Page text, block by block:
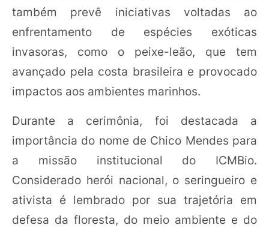
também prevê iniciativas voltadas ao
enfrentamento de espécies exóticas
invasoras, como o peixe-leão, que tem
avançado pela costa brasileira e provocado
impactos aos ambientes marinhos.
Durante a cerimônia, foi destacada a
importância do nome de Chico Mendes para
a missão institucional do ICMBio.
Considerado herói nacional, o seringueiro e
ativista é lembrado por sua trajetória em
defesa da floresta, do meio ambiente e do